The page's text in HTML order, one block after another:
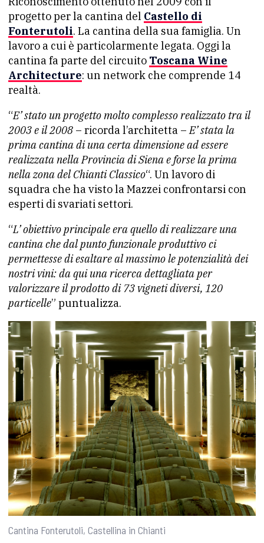
progetto per la cantina del Castello di
Fonterutoli. La cantina della sua famiglia. Un
lavoro a cui è particolarmente legata. Oggi la
cantina fa parte del circuito Toscana Wine
Architecture: un network che comprende 14
realtà.
“E’ stato un progetto molto complesso realizzato tra il
2003 e il 2008 – ricorda l’architetta –E’ stata la
prima cantina di una certa dimensione ad essere
realizzata nella Provincia di Siena e forse la prima
nella zona del Chianti Classico“. Un lavoro di
squadra che ha visto la Mazzei confrontarsi con
esperti di svariati settori.
“L’ obiettivo principale era quello di realizzare una
cantina che dal punto funzionale produttivo ci
permettesse di esaltare al massimo le potenzialità dei
nostri vini: da qui una ricerca dettagliata per
valorizzare il prodotto di 73 vigneti diversi, 120
particelle” puntualizza.
Cantina Fonterutoli, Castellina in Chianti